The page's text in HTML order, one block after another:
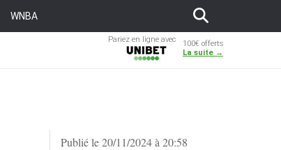
WNBA
Pariez en ligne avec
100€ offerts
La suite →
Publié le 20/11/2024 à 20:58